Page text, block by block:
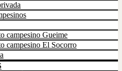
campesino Gueime
campesino El Socorro